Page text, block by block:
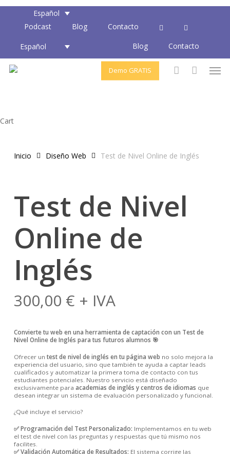
Skip
content
Español
Podcast
Blog Contacto
Español Blog Contacto
Demo GRATIS
CartClose
Inicio Diseño Web Test de Nivel Online de Inglés
Test de Nivel
Online de
Inglés
300,00 € + IVA
Convierte tu web en una herramienta de captación con un Test de
Nivel Online de Inglés para tus futuros alumnos 🎯
Ofrecer un test de nivel de inglés en tu página web no solo mejora la
experiencia del usuario, sino que también te ayuda a captar leads
cualificados y automatizar la primera toma de contacto con tus
estudiantes potenciales. Nuestro servicio está diseñado
exclusivamente para academias de inglés y centros de idiomas que
desean integrar un sistema de evaluación personalizado y funcional.
¿Qué incluye el servicio?
✅ Programación del Test Personalizado: Implementamos en tu web
el test de nivel con las preguntas y respuestas que tú mismo nos
facilites.
✅ Validación Automática de Resultados: El sistema corrige las